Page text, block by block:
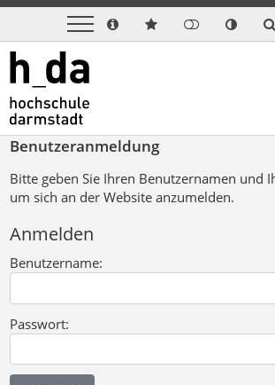
Benutzeranmeldung
Bitte geben Sie Ihren Benutzernamen und
um sich an der Website anzumelden.
Anmelden
Benutzername:
Passwort: